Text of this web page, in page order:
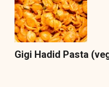
Gigi Hadid Pasta